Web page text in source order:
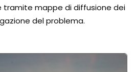
tramite mappe di diffusione dei
del problema.